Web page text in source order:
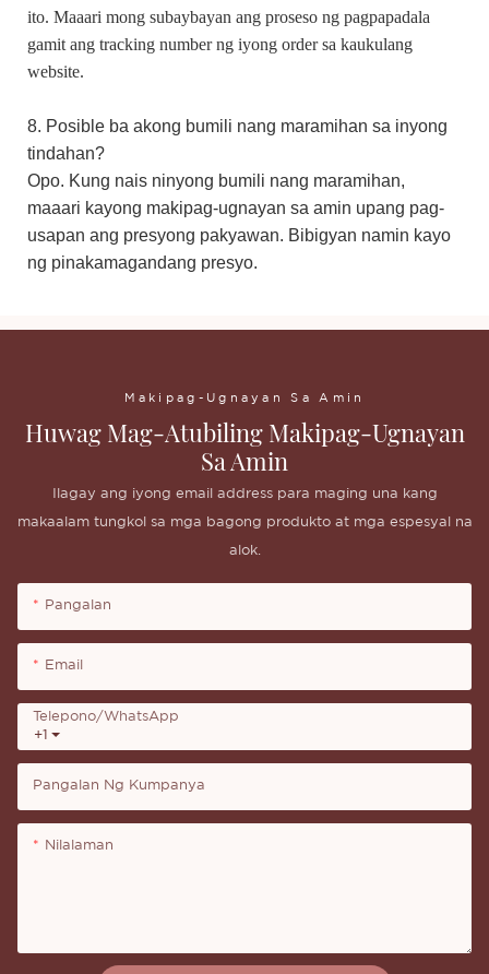
ito. Maaari mong subaybayan ang proseso ng pagpapadala
gamit ang tracking number ng iyong order sa kaukulang
website.
8. Posible ba akong bumili nang maramihan sa inyong
tindahan?
Opo. Kung nais ninyong bumili nang maramihan,
maaari kayong makipag-ugnayan sa amin upang pag-
usapan ang presyong pakyawan. Bibigyan namin kayo
ng pinakamagandang presyo.
Makipag-Ugnayan Sa Amin
Huwag Mag-Atubiling Makipag-Ugnayan
Sa Amin
Ilagay ang iyong email address para maging una kang
makaalam tungkol sa mga bagong produkto at mga espesyal na
alok.
Pangalan
Email
+1
Telepono/whatsApp
Pangalan Ng Kumpanya
Nilalaman